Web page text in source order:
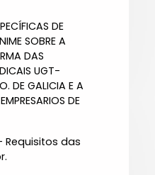
DE
SOBRE A
DAS
UGT-
DE GALICIA E A
DE
Requisitos das